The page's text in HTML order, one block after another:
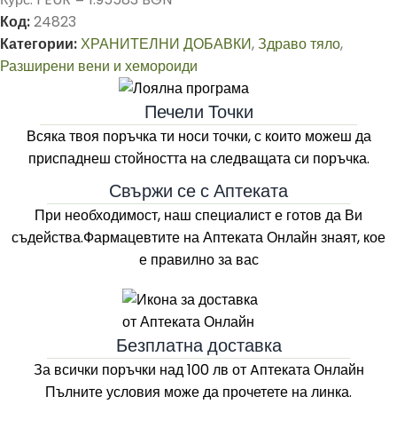
Код:24823
Категории:ХРАНИТЕЛНИ ДОБАВКИ,Здраво тяло,
Разширени вени и хемороиди
Печели Точки
Всяка твоя поръчка ти носи точки, с които можеш да
приспаднеш стойността на следващата си поръчка.
Свържи се с Аптеката
При необходимост, наш специалист е готов да Ви
съдейства.Фармацевтите наАптеката Онлайн знаят, кое
е правилно за вас
Безплатна доставка
За всички поръчки над 100 лв от Aптеката Онлайн
Пълните условия може да прочетете на линка.